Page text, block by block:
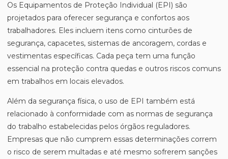
Os Equipamentos de Proteção Individual (EPI) são
projetados para oferecer segurança e confortos aos
trabalhadores. Eles incluem itens como cinturões de
segurança, capacetes, sistemas de ancoragem, cordas e
vestimentas específicas. Cada peça tem uma função
essencial na proteção contra quedas e outros riscos comuns
em trabalhos em locais elevados.
Além da segurança física, o uso de EPI também está
relacionado à conformidade com as normas de segurança
do trabalho estabelecidas pelos órgãos reguladores.
Empresas que não cumprem essas determinações correm
o risco de serem multadas e até mesmo sofrerem sanções